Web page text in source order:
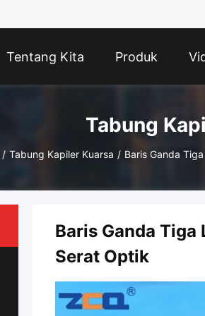
Tentang Kita Produk
Tabung
/ Tabung Kapiler Kuarsa / Baris Ganda
Baris Ganda
Serat Optik